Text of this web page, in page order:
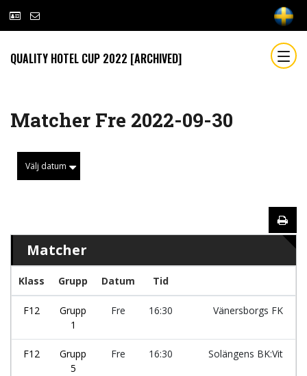
QUALITY HOTEL CUP 2022 [ARCHIVED]
Matcher Fre 2022-09-30
Välj datum
Matcher
Klass Grupp Datum Tid
F12
Grupp
1
Fre 16:30 Vänersborgs FK
F12
Grupp
5
Fre 16:30 Solängens BK:Vit